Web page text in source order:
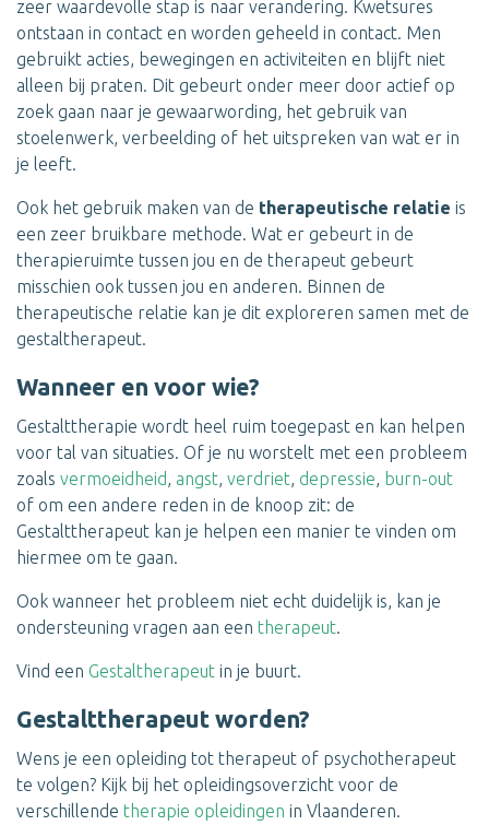
zeer waardevolle stap is naar verandering. Kwetsures
ontstaan in contact en worden geheeld in contact. Men
gebruikt acties, bewegingen en activiteiten en blijft niet
alleen bij praten. Dit gebeurt onder meer door actief op
zoek gaan naar je gewaarwording, het gebruik van
stoelenwerk, verbeelding of het uitspreken van wat er in
je leeft.
Ook het gebruik maken van de therapeutische relatie is
een zeer bruikbare methode. Wat er gebeurt in de
therapieruimte tussen jou en de therapeut gebeurt
misschien ook tussen jou en anderen. Binnen de
therapeutische relatie kan je dit exploreren samen met de
gestaltherapeut.
Wanneer en voor wie?
Gestalttherapie wordt heel ruim toegepast en kan helpen
voor tal van situaties. Of je nu worstelt met een probleem
zoals vermoeidheid, angst, verdriet, depressie, burn-out
of om een andere reden in de knoop zit: de
Gestalttherapeut kan je helpen een manier te vinden om
hiermee om te gaan.
Ook wanneer het probleem niet echt duidelijk is, kan je
ondersteuning vragen aan een therapeut.
Vind een Gestaltherapeut in je buurt.
Gestalttherapeut worden?
Wens je een opleiding tot therapeut of psychotherapeut
te volgen? Kijk bij het opleidingsoverzicht voor de
verschillende therapie opleidingen in Vlaanderen.